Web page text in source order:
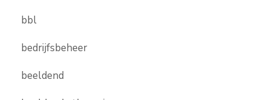
bbl
bedrijfsbeheer
beeldend